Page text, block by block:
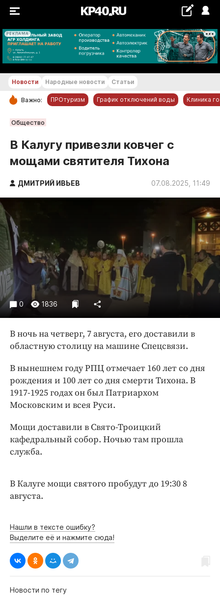
РЕКЛАМА
+20...+21 °С
РУБРИКИ
Новости компаний
Статьи
Народные новости
Авто и транспорт
Культура
Недвижимость и ЖКХ
Образование
Общество
Погода
Происшествия
Спорт
ПРОЕКТЫ
Блоги
Медиаперсона
Интересное чтиво
Клиника года
Работодатель года
Новости Народные новости Статьи
Важно: ПРОтуризм График отключений воды Клиника
Общество
В Калугу привезли ковчег с
мощами святителя Тихона
ДМИТРИЙ ИВЬЕВ 07.08.2025, 11:49
0 1836
В ночь на четверг, 7 августа, его доставили в
областную столицу на машине Спецсвязи.
В нынешнем году РПЦ отмечает 160 лет со дня
рождения и 100 лет со дня смерти Тихона. В
1917-1925 годах он был Патриархом
Московским и всея Руси.
Мощи доставили в Свято-Троицкий
кафедральный собор. Ночью там прошла
служба.
В Калуге мощи святого пробудут до 19:30 8
августа.
Нашли в тексте ошибку?
Выделите её и нажмите сюда!
Новости по тегу